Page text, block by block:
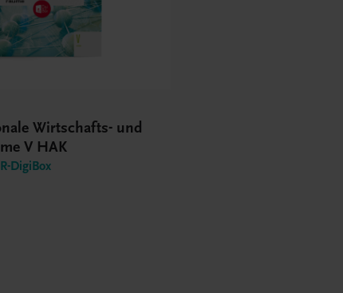
Wirtschafts- und
V HAK
DigiBox